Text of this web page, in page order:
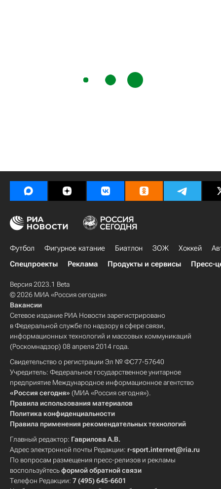
Футбол Фигурное катание Биатлон ЗОЖ Хоккей
Спецпроекты
Реклама Продукты и сервисы Пресс-
Версия 2023.1 Beta
© 2026 МИА «Россия сегодня»
Вакансии
Сетевое издание РИА Новости зарегистрировано
в Федеральной службе по надзору в сфере связи,
информационных технологий и массовых коммуникаций
(Роскомнадзор) 08 апреля 2014 года.
Свидетельство о регистрации Эл № ФС77-57640
Учредитель: Федеральное государственное унитарное
предприятие Международное информационное агентство
«Россия сегодня» (МИА «Россия сегодня»).
Правила использования материалов
Политика конфиденциальности
Правила применения рекомендательных технологий
Главный редактор: Гаврилова А.В.
Адрес электронной почты Редакции: r-sport.internet@ria.ru
По вопросам размещения пресс-релизов и рекламы
воспользуйтесьформой обратной связи
Телефон Редакции: 7 (495) 645-6601